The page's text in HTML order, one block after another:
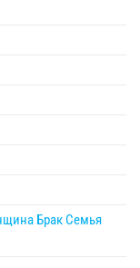
Брак Семья